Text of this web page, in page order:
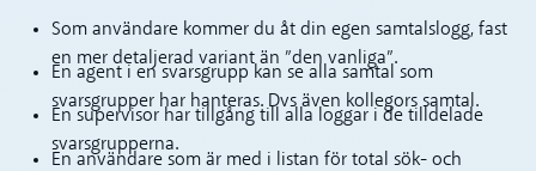
Som användare kommer du åt din egen samtalslogg, fast
en mer detaljerad variant än ”den vanliga”.
En agent i en svarsgrupp kan se alla samtal som
svarsgrupper har hanteras. Dvs även kollegors samtal.
En supervisor har tillgång till alla loggar i de tilldelade
svarsgrupperna.
En användare som är med i listan för total sök- och